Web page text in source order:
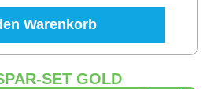
Warenkorb
SET GOLD